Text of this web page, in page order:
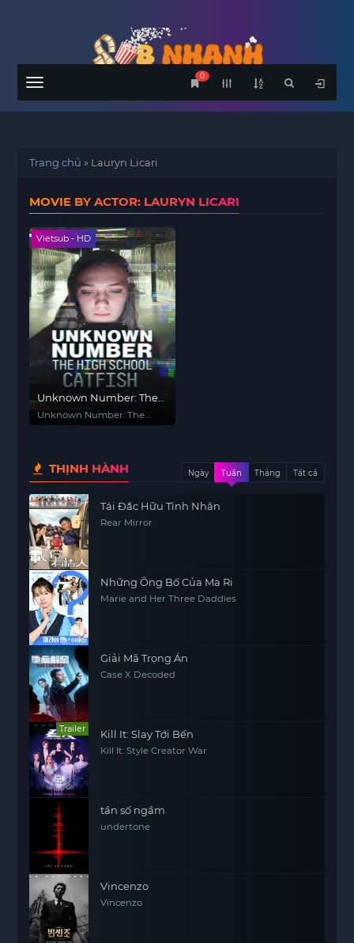
Menu
0
Trang chủ » Lauryn Licari
MOVIE BY ACTOR: LAURYN LICARI
Vietsub - HD
Unknown Number: The
High School Catfish
Unknown Number: The
THỊNH HÀNH Ngày Tuần Tháng Tất cả
Tái Đắc Hữu Tình Nhân
Rear Mirror
Những Ông Bố Của Ma Ri
Marie and Her Three Daddies
Giải Mã Trọng Án
Case X Decoded
Trailer Kill It: Slay Tới Bến
Kill It: Style Creator War
tần số ngầm
undertone
Vincenzo
Vincenzo